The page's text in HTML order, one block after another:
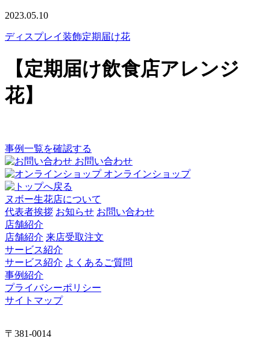
2023.05.10
ディスプレイ装飾定期届け花
【定期届け飲食店アレンジ
花】
事例一覧を確認する
お問い合わせ
オンラインショップ
ヌボー生花店について
代表者挨拶 お知らせ お問い合わせ
店舗紹介
店舗紹介 来店受取注文
サービス紹介
サービス紹介 よくあるご質問
事例紹介
プライバシーポリシー
サイトマップ
〒381-0014